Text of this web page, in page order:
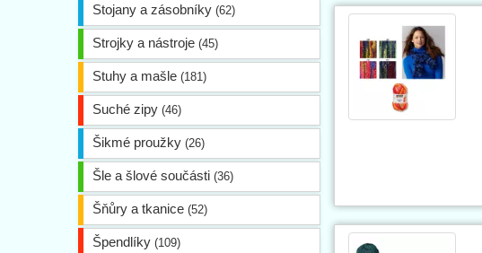
Stojany a zásobníky (62)
Strojky a nástroje (45)
Stuhy a mašle (181)
Suché zipy (46)
Šikmé proužky (26)
Šle a šlové součásti (36)
Šňůry a tkanice (52)
Špendlíky (109)